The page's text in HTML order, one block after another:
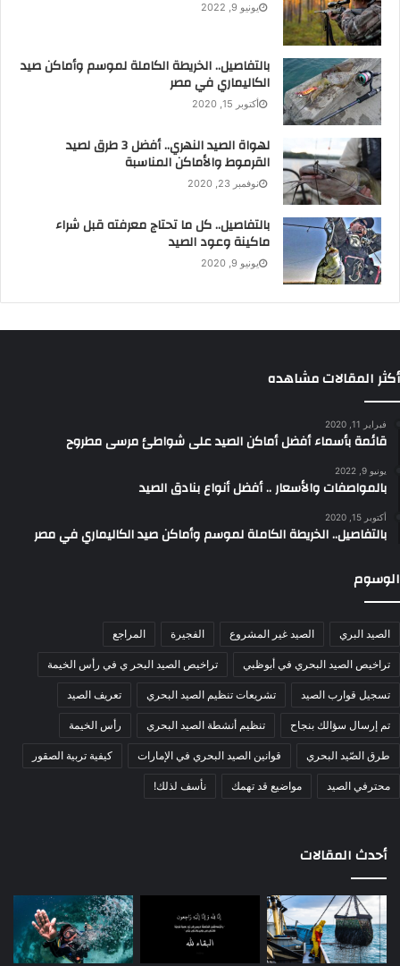
يونيو 9, 2022
بالتفاصيل.. الخريطة الكاملة لموسم وأماكن صيد
الكاليماري في مصر
أكتوبر 15, 2020
لهواة الصيد النهري.. أفضل 3 طرق لصيد
القرموط والأماكن المناسبة
نوفمبر 23, 2020
بالتفاصيل.. كل ما تحتاج معرفته قبل شراء
ماكينة وعود الصيد
يونيو 9, 2020
أكثر المقالات مشاهده
فبراير 11, 2020
قائمة بأسماء أفضل أماكن الصيد على شواطئ مرسى مطروح
يونيو 9, 2022
بالمواصفات والأسعار .. أفضل أنواع بنادق الصيد
أكتوبر 15, 2020
بالتفاصيل.. الخريطة الكاملة لموسم وأماكن صيد الكاليماري في مصر
الوسوم
الصيد البري الصيد غير المشروع الفجيرة المراجع
تراخيص الصيد البحري في أبوظبي تراخيص الصيد البحر ي في رأس الخيمة
تسجيل قوارب الصيد تشريعات تنظيم الصيد البحري تعريف الصيد
تم إرسال سؤالك بنجاح تنظيم أنشطة الصيد البحري رأس الخيمة
طرق الصّيد البحري قوانين الصيد البحري في الإمارات كيفية تربية الصقور
محترفي الصيد مواضيع قد تهمك نأسف لذلك!
أحدث المقالات